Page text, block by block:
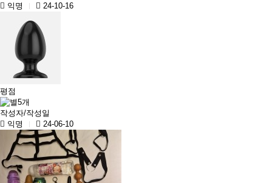
익명
24-10-16
평점
작성자/작성일
익명
24-06-10